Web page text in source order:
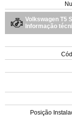
Volkswagen T5
Informação
Posição